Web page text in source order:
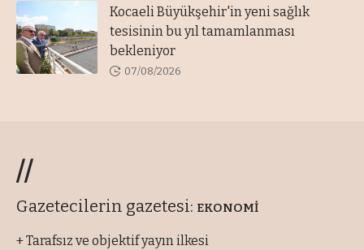
Kocaeli Büyükşehir'in yeni sağlık
tesisinin bu yıl tamamlanması
bekleniyor
07/08/2026
//
Gazetecilerin gazetesi: EKONOMİ
+ Tarafsız ve objektif yayın ilkesi